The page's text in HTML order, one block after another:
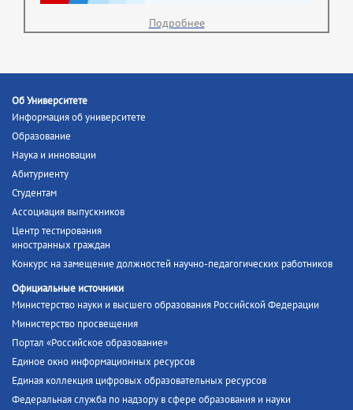
Подробнее
Об Университете
Информация об университете
Образование
Наука и инновации
Абитуриенту
Студентам
Ассоциация выпускников
Центр тестирования
иностранных граждан
Конкурс на замещение должностей научно-педагогических работников
Официальные источники
Министерство науки и высшего образования Российской Федерации
Министерство просвещения
Портал «Российское образование»
Единое окно информационных ресурсов
Единая коллекция цифровых образовательных ресурсов
Федеральная служба по надзору в сфере образования и науки